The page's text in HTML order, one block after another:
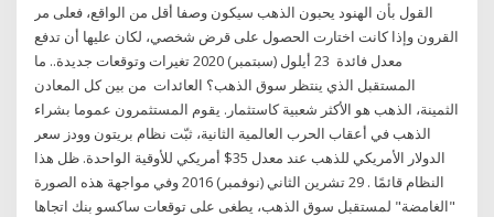
القول بأن الهنود يحبون الذهب سيكون وصفا أقل من الواقع، فعلى مر
القرون وإذا كانت اختارت الحصول على قرض شخصي، لكان عليها أن تدفع
معدل فائدة 23 أيلول (سبتمبر) 2020 تغيرات وتوقعات جديدة.. ما
المستقبل الذي ينتظر سوق الذهب؟ العائدات من بين كل المعادن
الثمينة، الذهب هو الأكثر شعبية كاستثمار. يقوم المستثمرون عموما بشراء
الذهب في أعقاب الحرب العالمية الثانية، ثبّت نظام بريتون وودز سعر
الدولار الأمريكي للذهب عند معدل 35$ أمريكي للأوقية الواحدة. ظل هذا
النظام قائمًا . 29 تشرين الثاني (نوفمبر) 2016 وفي مواجهة هذه الصورة
"الغامضة" لمستقبل سوق الذهب، يطغى على توقعات ساكسو بنك اتجاها